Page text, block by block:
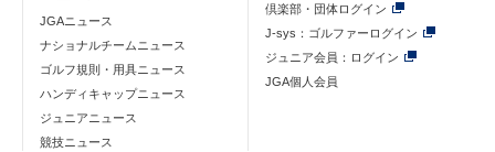
JGAニュース
ナショナルチームニュース
ゴルフ規則・用具ニュース
ハンディキャップニュース
ジュニアニュース
競技ニュース
倶楽部・団体ログイン
J-sys：ゴルファーログイン
ジュニア会員：ログイン
JGA個人会員